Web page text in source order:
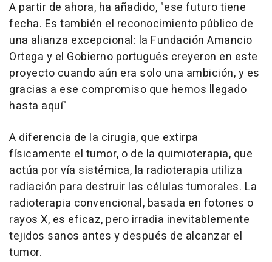
A partir de ahora, ha añadido, "ese futuro tiene
fecha. Es también el reconocimiento público de
una alianza excepcional: la Fundación Amancio
Ortega y el Gobierno portugués creyeron en este
proyecto cuando aún era solo una ambición, y es
gracias a ese compromiso que hemos llegado
hasta aquí"
A diferencia de la cirugía, que extirpa
físicamente el tumor, o de la quimioterapia, que
actúa por vía sistémica, la radioterapia utiliza
radiación para destruir las células tumorales. La
radioterapia convencional, basada en fotones o
rayos X, es eficaz, pero irradia inevitablemente
tejidos sanos antes y después de alcanzar el
tumor.